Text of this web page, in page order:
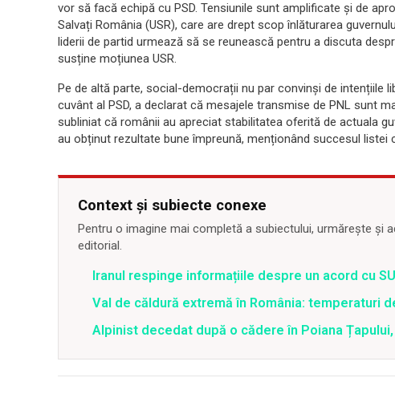
vor să facă echipă cu PSD. Tensiunile sunt amplificate și de
Salvați România (USR), care are drept scop înlăturarea
liderii de partid urmează să se reunească pentru a discuta
susține moțiunea USR.
Pe de altă parte, social-democrații nu par convinși de intențiile
cuvânt al PSD, a declarat că mesajele transmise de PNL sunt
subliniat că românii au apreciat stabilitatea oferită de actuala
au obținut rezultate bune împreună, menționând succesul listei
Context și subiecte conexe
Pentru o imagine mai completă a subiectului, urmărește și
editorial.
Iranul respinge informațiile despre un acord cu
Val de căldură extremă în România: temperaturi
Alpinist decedat după o cădere în Poiana